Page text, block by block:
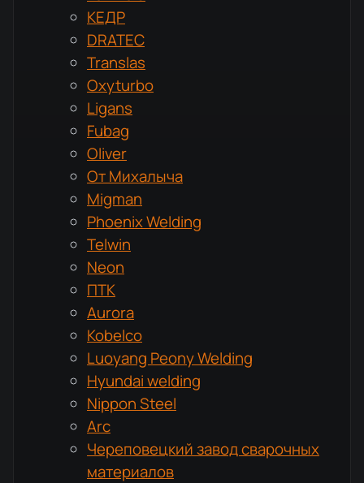
КЕДР
DRATEC
Translas
Oxyturbo
Ligans
Fubag
Oliver
От Михалыча
Migman
Phoenix Welding
Telwin
Neon
ПТК
Aurora
Kobelco
Luoyang Peony Welding
Hyundai welding
Nippon Steel
Arc
Череповецкий завод сварочных
материалов